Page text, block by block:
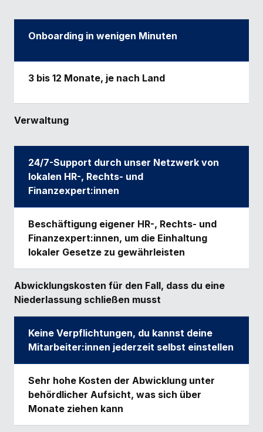
Onboarding in wenigen Minuten
3 bis 12 Monate, je nach Land
Verwaltung
24/7-Support durch unser Netzwerk von
lokalen HR-, Rechts- und
Finanzexpert:innen
Beschäftigung eigener HR-, Rechts- und
Finanzexpert:innen, um die Einhaltung
lokaler Gesetze zu gewährleisten
Abwicklungskosten für den Fall, dass du eine
Niederlassung schließen musst
Keine Verpflichtungen, du kannst deine
Mitarbeiter:innen jederzeit selbst einstellen
Sehr hohe Kosten der Abwicklung unter
behördlicher Aufsicht, was sich über
Monate ziehen kann